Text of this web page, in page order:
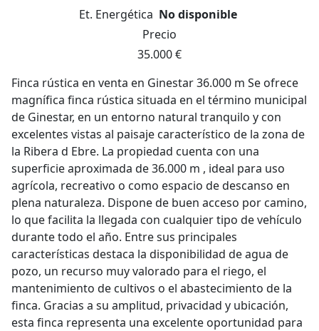
Et. Energética No disponible
Precio
35.000 €
Finca rústica en venta en Ginestar 36.000 m Se ofrece
magnífica finca rústica situada en el término municipal
de Ginestar, en un entorno natural tranquilo y con
excelentes vistas al paisaje característico de la zona de
la Ribera d Ebre. La propiedad cuenta con una
superficie aproximada de 36.000 m , ideal para uso
agrícola, recreativo o como espacio de descanso en
plena naturaleza. Dispone de buen acceso por camino,
lo que facilita la llegada con cualquier tipo de vehículo
durante todo el año. Entre sus principales
características destaca la disponibilidad de agua de
pozo, un recurso muy valorado para el riego, el
mantenimiento de cultivos o el abastecimiento de la
finca. Gracias a su amplitud, privacidad y ubicación,
esta finca representa una excelente oportunidad para